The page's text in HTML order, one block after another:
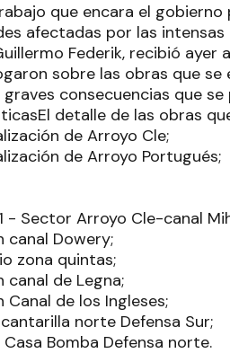
que encara el
afectadas por las
Federik, recibió ayer
sobre las obras que
consecuencias que
detalle de las obras
de Arroyo Cle;
de Arroyo Portugués;
- Sector Arroyo Cle-canal
Dowery;
zona quintas;
de Legna;
de los Ingleses;
norte Defensa Sur;
Bomba Defensa norte.